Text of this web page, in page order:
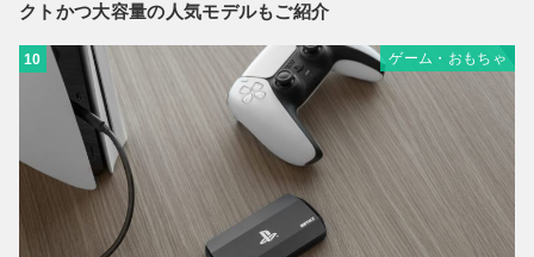
クトかつ大容量の人気モデルもご紹介
10 ゲーム・おもちゃ